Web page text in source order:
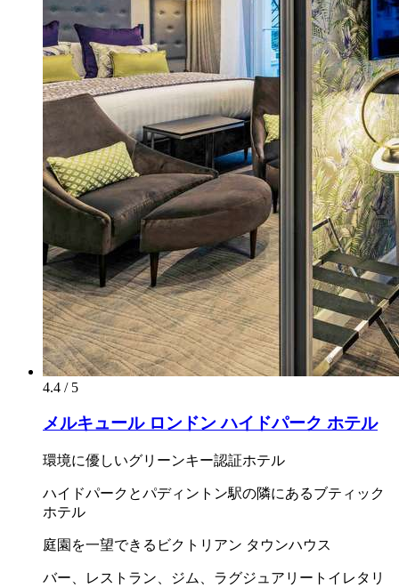
4.4 / 5
メルキュール ロンドン ハイドパーク ホテル
環境に優しいグリーンキー認証ホテル
ハイドパークとパディントン駅の隣にあるブティック
ホテル
庭園を一望できるビクトリアン タウンハウス
バー、レストラン、ジム、ラグジュアリートイレタリ